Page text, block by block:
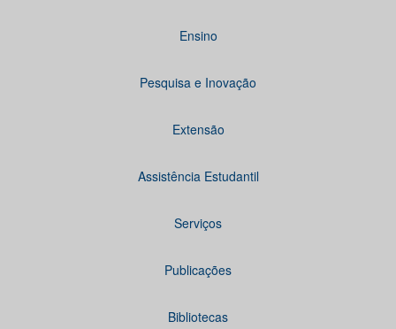
Ensino
Pesquisa e Inovação
Extensão
Assistência Estudantil
Serviços
Publicações
Bibliotecas